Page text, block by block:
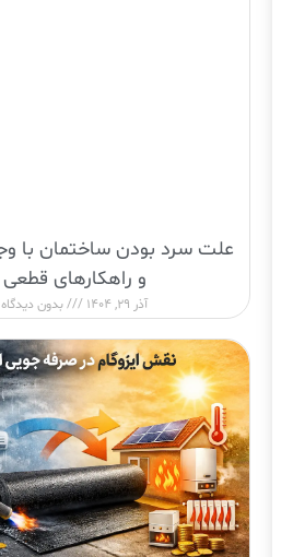
علت سرد بودن ساختمان با
و راهکارهای قطعی
آذر 29, 1404 بدون دیدگاه